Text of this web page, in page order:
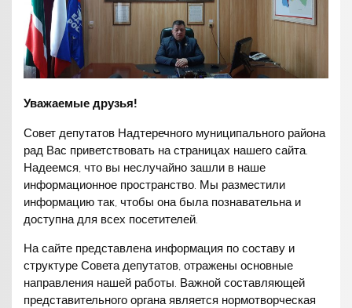
Уважаемые друзья!
Совет депутатов Надтеречного муниципального района
рад Вас приветствовать на страницах нашего сайта.
Надеемся, что вы неслучайно зашли в наше
информационное пространство. Мы разместили
информацию так, чтобы она была познавательна и
доступна для всех посетителей.
На сайте представлена информация по составу и
структуре Совета депутатов, отражены основные
направления нашей работы. Важной составляющей
представительного органа является нормотворческая